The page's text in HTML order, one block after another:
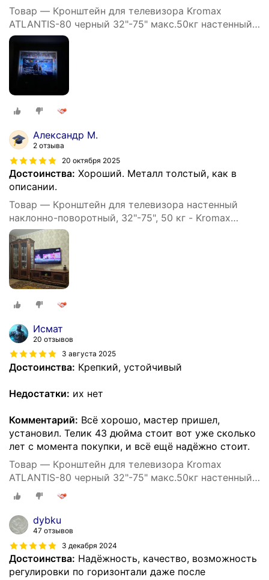
Товар — Кронштейн для телевизора Kromax
ATLANTIS-80 черный 32"-75" макс.50кг настенный
поворотно-выдвижной и
Александр М.
2 отзыва
20 октября 2025
Достоинства: Хороший. Металл толстый, как в
описании.
Товар — Кронштейн для телевизора настенный
наклонно-поворотный, 32"-75", 50 кг - Kromax
ATLANTIS-80
Исмат
20 отзывов
3 августа 2025
Достоинства: Крепкий, устойчивый
Недостатки: их нет
Комментарий: Всё хорошо, мастер пришел,
установил. Телик 43 дюйма стоит вот уже сколько
лет с момента покупки, и всё ещё надёжно стоит.
Товар — Кронштейн для телевизора Kromax
ATLANTIS-80 черный 32"-75" макс.50кг настенный
поворотно-выдвижной и
dybku
47 отзывов
3 декабря 2024
Достоинства: Надёжность, качество, возможность
регулировки по горизонтали даже после